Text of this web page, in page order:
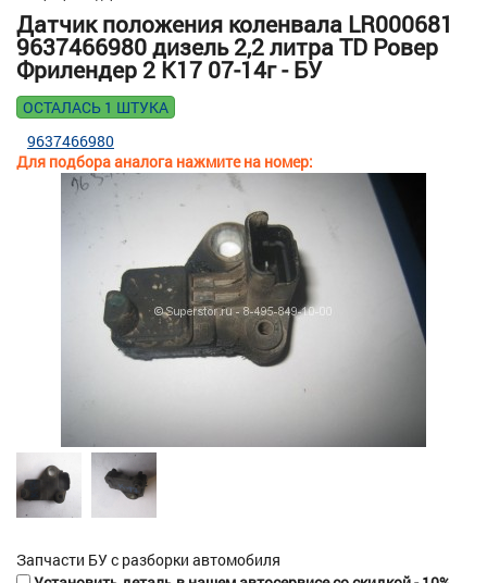
Датчик положения коленвала LR000681
9637466980 дизель 2,2 литра TD Ровер
Фрилендер 2 К17 07-14г - БУ
ОСТАЛАСЬ 1 ШТУКА
Для подбора аналога нажмите на номер:
9637466980
Запчасти БУ с разборки автомобиля